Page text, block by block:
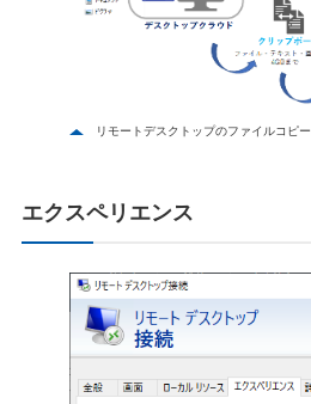
リモートデスクトップのファイルコピー
エクスペリエンス